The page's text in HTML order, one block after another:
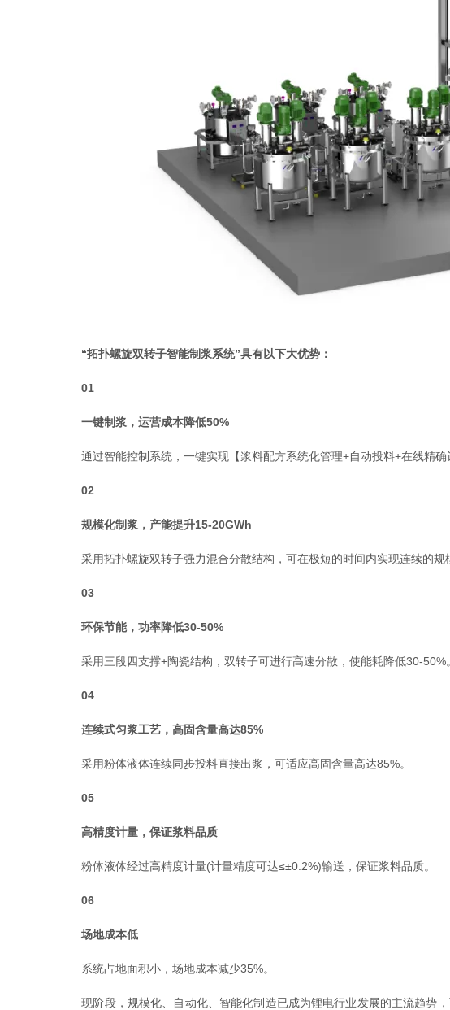
“拓扑螺旋双转子智能制浆系统”具有以下大优势：
01
一键制浆，运营成本降低50%
通过智能控制系统，一键实现【浆料配方系统化管理+自动投料+在线精确
02
规模化制浆，产能提升15-20GWh
采用拓扑螺旋双转子强力混合分散结构，可在极短的时间内实现连续的规
03
环保节能，功率降低30-50%
采用三段四支撑+陶瓷结构，双转子可进行高速分散，使能耗降低30-50%。
04
连续式匀浆工艺，高固含量高达85%
采用粉体液体连续同步投料直接出浆，可适应高固含量高达85%。
05
高精度计量，保证浆料品质
粉体液体经过高精度计量(计量精度可达≤±0.2%)输送，保证浆料品质。
06
场地成本低
系统占地面积小，场地成本减少35%。
现阶段，规模化、自动化、智能化制造已成为锂电行业发展的主流趋势，